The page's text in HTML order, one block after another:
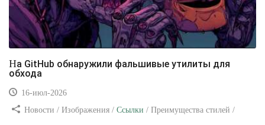
На GitHub обнаружили фальшивые утилиты для
обхода
16-июл-2026
Новости / Изображения / Ссылки / Преимущества стилей /